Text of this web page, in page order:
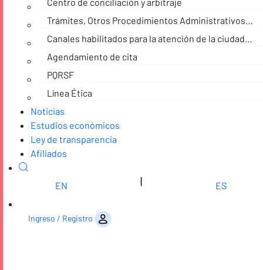
Centro de conciliación y arbitraje
Trámites, Otros Procedimientos Administrativos y consultas de acceso a información pública
Canales habilitados para la atención de la ciudadanía
Agendamiento de cita
PQRSF
Línea Ética
Noticias
Estudios económicos
Ley de transparencia
Afiliados
EN |
ES
Ingreso / Registro